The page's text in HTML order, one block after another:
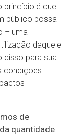
princípio é que
público possa
– uma
daquele
disso para sua
condições
de
quantidade